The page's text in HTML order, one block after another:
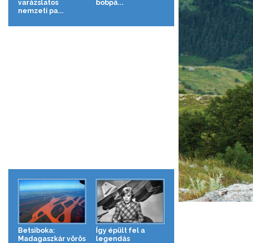
varázslatos
nemzeti pa...
bobpá...
Betsiboka:
Madagaszkár vörös
Így épült fel a
legendás